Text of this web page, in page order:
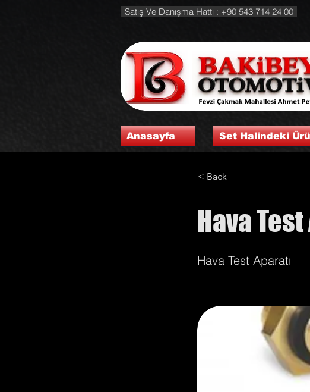
Satış Ve Danışma Hattı : +90 543 714 24 00
Anasayfa Set Halindeki
< Back
Hava Test
Hava Test Aparatı